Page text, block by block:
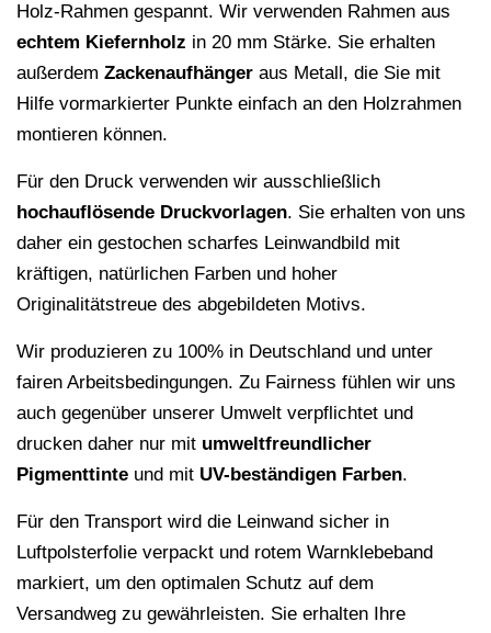
Holz-Rahmen gespannt. Wir verwenden Rahmen aus
echtem Kiefernholz in 20 mm Stärke. Sie erhalten
außerdem Zackenaufhänger aus Metall, die Sie mit
Hilfe vormarkierter Punkte einfach an den Holzrahmen
montieren können.
Für den Druck verwenden wir ausschließlich
hochauflösende Druckvorlagen. Sie erhalten von uns
daher ein gestochen scharfes Leinwandbild mit
kräftigen, natürlichen Farben und hoher
Originalitätstreue des abgebildeten Motivs.
Wir produzieren zu 100% in Deutschland und unter
fairen Arbeitsbedingungen. Zu Fairness fühlen wir uns
auch gegenüber unserer Umwelt verpflichtet und
drucken daher nur mit umweltfreundlicher
Pigmenttinte und mit UV-beständigen Farben.
Für den Transport wird die Leinwand sicher in
Luftpolsterfolie verpackt und rotem Warnklebeband
markiert, um den optimalen Schutz auf dem
Versandweg zu gewährleisten. Sie erhalten Ihre